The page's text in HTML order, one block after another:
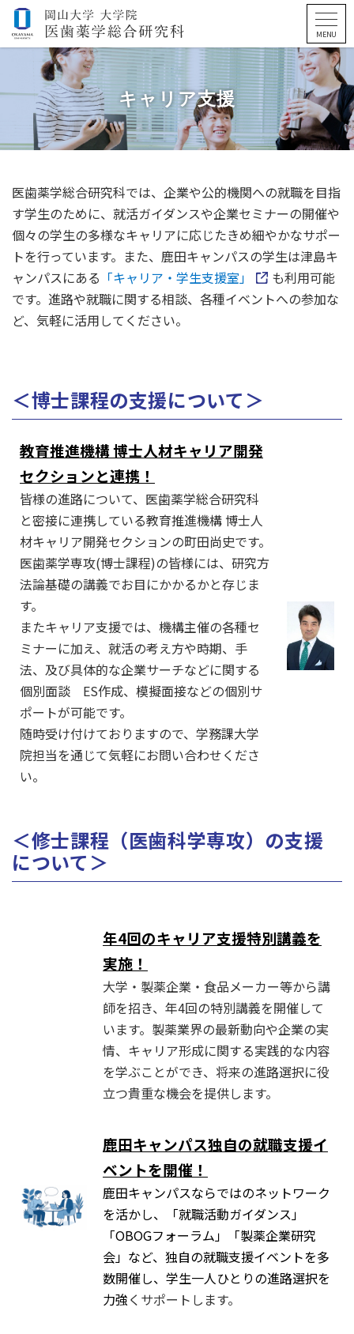
キャリア支援
医歯薬学総合研究科では、企業や公的機関への就職を目指
す学生のために、就活ガイダンスや企業セミナーの開催や
個々の学生の多様なキャリアに応じたきめ細やかなサポー
トを行っています。 また、鹿田キャンパスの学生は津島キ
ャンパスにある 「キャリア・学生支援室」
も利用可能
です。進路や就職に関する相談、各種イベントへの参加な
ど、気軽に活用してください。
＜博士課程の支援について＞
教育推進機構 博士人材キャリア開発
セクションと連携！
皆様の進路について、医歯薬学総合研究科
と密接に連携している教育推進機構 博士人
材キャリア開発セクションの町田尚史です。
医歯薬学専攻(博士課程)の皆様には、研究方
法論基礎の講義でお目にかかるかと存じま
す。
またキャリア支援では、機構主催の各種セ
ミナーに加え、就活の考え方や時期、手
法、及び具体的な企業サーチなどに関する
個別面談 ES作成、模擬面接などの個別サ
ポートが可能です。
随時受け付けておりますので、学務課大学
院担当を通じて気軽にお問い合わせくださ
い。
＜修士課程（医歯科学専攻）の支援
について＞
年4回のキャリア支援特別講義を
実施！
大学・製薬企業・食品メーカー等から講
師を招き、年4回の特別講義を開催して
います。 製薬業界の最新動向や企業の実
情、 キャリア形成に関する実践的な内容
を学ぶことができ、将来の進路選択に役
立つ貴重な機会を提供します。
鹿田キャンパス独自の就職支援イ
ベントを開催！
鹿田キャンパスならではのネットワーク
を活かし、「就職活動ガイダンス」
「OBOGフォーラム」「製薬企業研究
会」など、 独自の就職支援イベントを多
数開催し、学生一人ひとりの進路選択を
力強くサポートします。